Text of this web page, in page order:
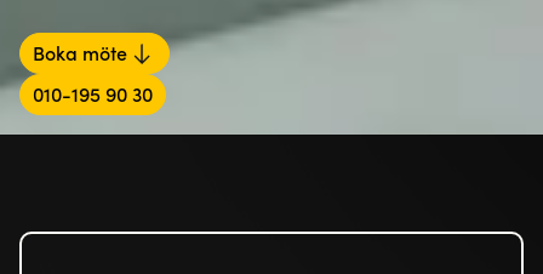
Boka möte
010-195 90 30